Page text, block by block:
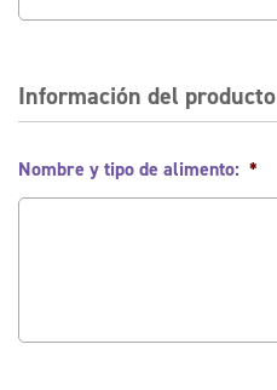
Información del producto
Nombre y tipo de alimento: *